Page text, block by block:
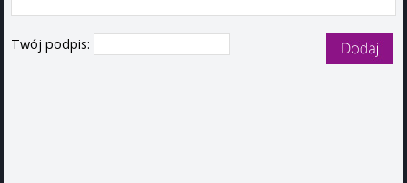
Twój podpis: